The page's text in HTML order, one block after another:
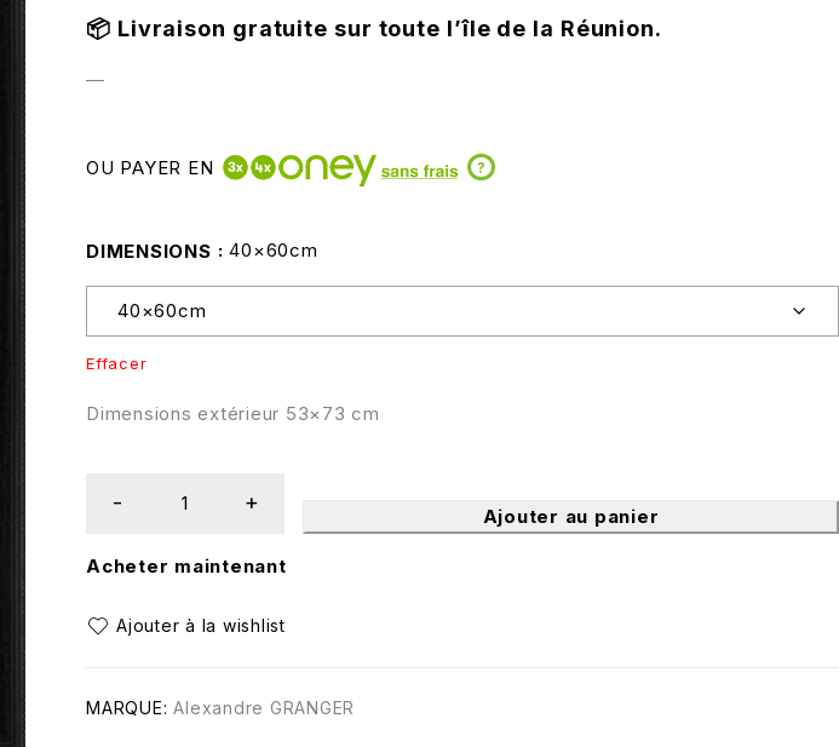
📦 Livraison gratuite sur toute l’île de la Réunion.
—
OU PAYER EN ?
DIMENSIONS 40×60cm
Effacer
Dimensions extérieur 53×73 cm
Ajouter au panier
Acheter maintenant
MARQUE: Alexandre GRANGER